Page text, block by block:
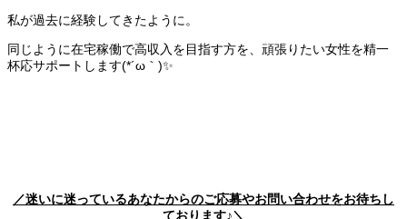
私が過去に経験してきたように。
同じように在宅稼働で高収入を目指す方を、頑張りたい女性を精一
杯応サポートします(*´ω｀)✨
／迷いに迷っているあなたからのご応募やお問い合わせをお待ちし
ております♪＼